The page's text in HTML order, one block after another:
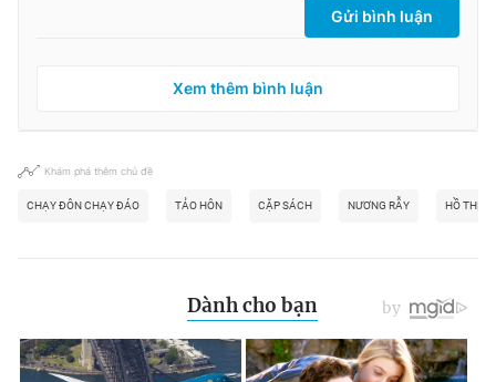
Gửi bình luận
Xem thêm bình luận
Khám phá thêm chủ đề
CHẠY ĐÔN CHẠY ĐÁO TẢO HÔN CẶP SÁCH NƯƠNG RẪY HỒ THỊ ÚT